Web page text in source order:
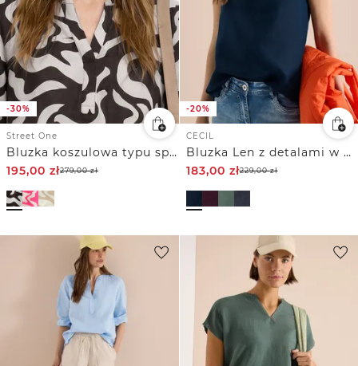
-30%
Street One
Bluzka koszulowa typu split neck z mieszanki lnu
195,00 zł279,00zł
-20%
CECIL
Bluzka Len z detalami w postaci guzików
183,00 zł229,00zł